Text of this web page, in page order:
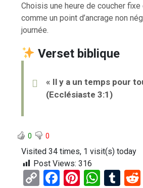
Choisis une heure de coucher
comme un point d’ancrage non
journée.
Verset biblique
« Il y a un temps pour
(Ecclésiaste 3:1)
0 0
Visited 34 times, 1 visit(s) today
Post Views: 316
C
F
Pi W T